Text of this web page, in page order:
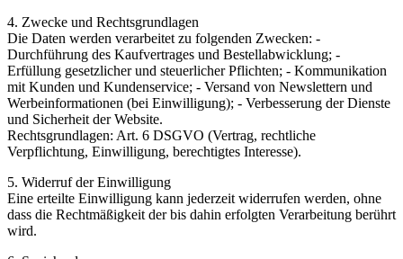
4. Zwecke und Rechtsgrundlagen
Die Daten werden verarbeitet zu folgenden Zwecken: -
Durchführung des Kaufvertrages und Bestellabwicklung; -
Erfüllung gesetzlicher und steuerlicher Pflichten; - Kommunikation
mit Kunden und Kundenservice; - Versand von Newslettern und
Werbeinformationen (bei Einwilligung); - Verbesserung der Dienste
und Sicherheit der Website.
Rechtsgrundlagen: Art. 6 DSGVO (Vertrag, rechtliche
Verpflichtung, Einwilligung, berechtigtes Interesse).
5. Widerruf der Einwilligung
Eine erteilte Einwilligung kann jederzeit widerrufen werden, ohne
dass die Rechtmäßigkeit der bis dahin erfolgten Verarbeitung berührt
wird.